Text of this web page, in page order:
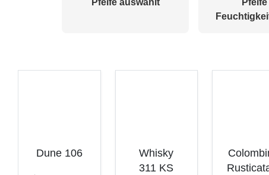
Pfeife auswählt
Dune 106
Whisky
311 KS